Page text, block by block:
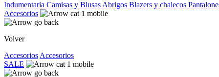
Indumentaria Camisas y Blusas Abrigos Blazers y chalecos
Accesorios
Volver
Accesorios Accesorios
SALE